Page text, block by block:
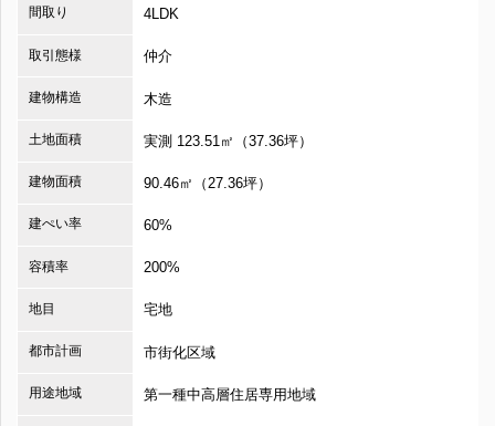
間取り 4LDK
取引態様 仲介
建物構造 木造
土地面積 実測 123.51㎡（37.36坪）
建物面積 90.46㎡（27.36坪）
建ぺい率 60%
容積率 200%
地目 宅地
都市計画 市街化区域
用途地域 第一種中高層住居専用地域